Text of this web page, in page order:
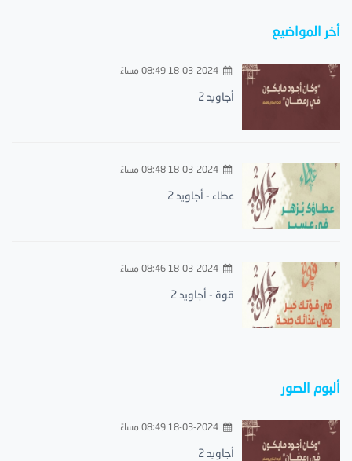
أخر المواضيع
18-03-2024 08:49 مساءً
أجاويد 2
18-03-2024 08:48 مساءً
عطاء - أجاويد 2
18-03-2024 08:46 مساءً
قوة - أجاويد 2
ألبوم الصور
18-03-2024 08:49 مساءً
أجاويد 2